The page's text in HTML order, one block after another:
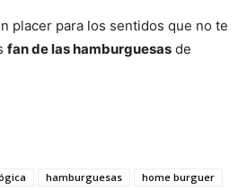
placer para los sentidos que no te
fan de las hamburguesas de
hamburguesas
home burguer